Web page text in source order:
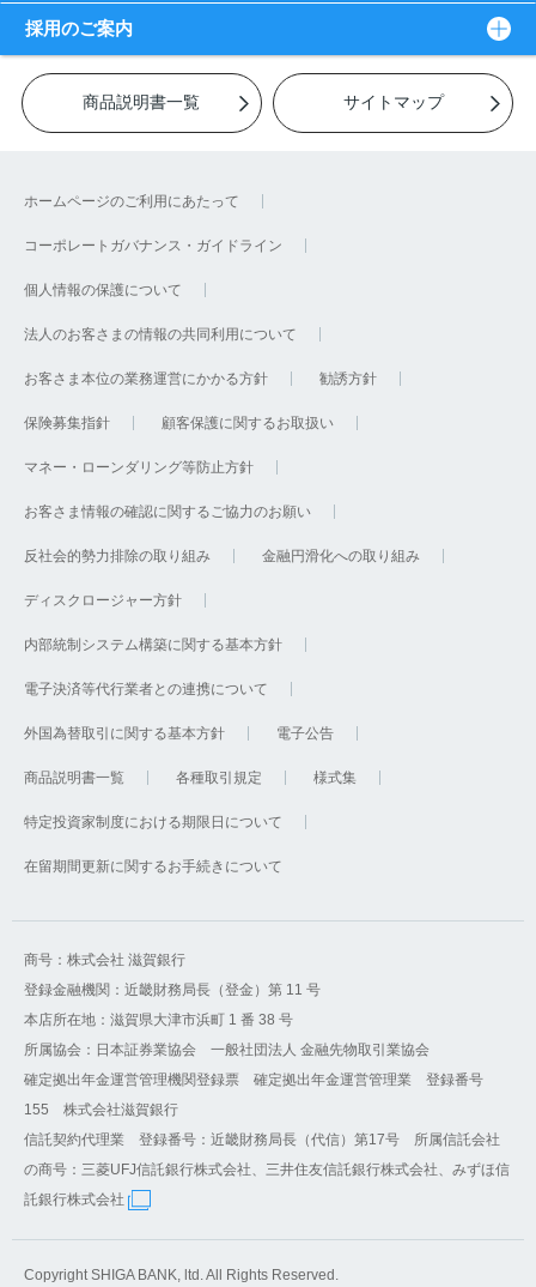
採用のご案内
商品説明書一覧 サイトマップ
ホームページのご利用にあたって
コーポレートガバナンス・ガイドライン
個人情報の保護について
法人のお客さまの情報の共同利用について
お客さま本位の業務運営にかかる方針 勧誘方針
保険募集指針 顧客保護に関するお取扱い
マネー・ローンダリング等防止方針
お客さま情報の確認に関するご協力のお願い
反社会的勢力排除の取り組み 金融円滑化への取り組み
ディスクロージャー方針
内部統制システム構築に関する基本方針
電子決済等代行業者との連携について
外国為替取引に関する基本方針 電子公告
商品説明書一覧 各種取引規定 様式集
特定投資家制度における期限日について
在留期間更新に関するお手続きについて
商号：株式会社 滋賀銀行
登録金融機関：近畿財務局長（登金）第 11 号
本店所在地：滋賀県大津市浜町 1 番 38 号
所属協会：日本証券業協会 一般社団法人 金融先物取引業協会
確定拠出年金運営管理機関登録票 確定拠出年金運営管理業 登録番号
155 株式会社滋賀銀行
信託契約代理業 登録番号：近畿財務局長（代信）第17号 所属信託会社
の商号：三菱UFJ信託銀行株式会社、三井住友信託銀行株式会社、みずほ信
託銀行株式会社
Copyright SHIGA BANK, ltd. All Rights Reserved.